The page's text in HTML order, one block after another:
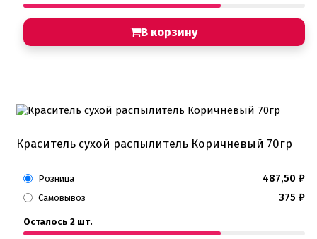
В корзину
Краситель сухой распылитель Коричневый 70гр
Розница 487,50 ₽
Самовывоз 375 ₽
Осталось 2 шт.